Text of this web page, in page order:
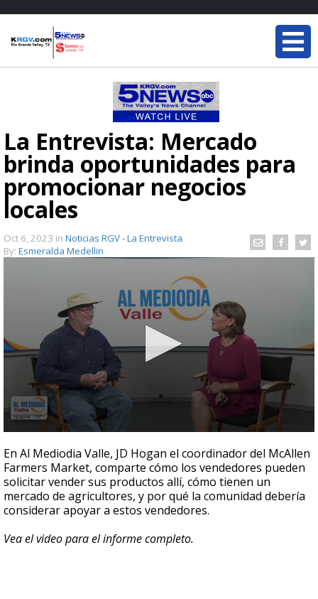
La Entrevista: Mercado
brinda oportunidades para
promocionar negocios
locales
Oct 6, 2023 in Noticias RGV - La Entrevista
By: Esmeralda Medellin
seconds
of
8
minutes,
1
second
En Al Mediodia Valle, JD Hogan el coordinador del McAllen
Farmers Market, comparte cómo los vendedores pueden
solicitar vender sus productos allí, cómo tienen un
mercado de agricultores, y por qué la comunidad debería
considerar apoyar a estos vendedores.
Vea el video para el informe completo.